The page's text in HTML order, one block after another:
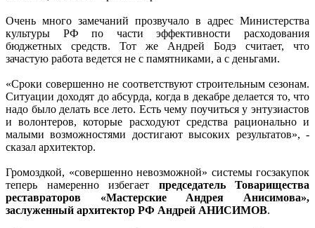
Очень много замечаний прозвучало в адрес Министерства
культуры РФ по части эффективности расходования
бюджетных средств. Тот же Андрей Бодэ считает, что
зачастую работа ведется не с памятниками, а с деньгами.
«Сроки совершенно не соответствуют строительным сезонам.
Ситуации доходят до абсурда, когда в декабре делается то, что
надо было делать все лето. Есть чему поучиться у энтузиастов
и волонтеров, которые расходуют средства рационально и
малыми возможностями достигают высоких результатов», -
сказал архитектор.
Громоздкой, «совершенно невозможной» системы госзакупок
теперь намеренно избегает председатель Товарищества
реставраторов «Мастерские Андрея Анисимова»,
заслуженный архитектор РФ Андрей АНИСИМОВ.